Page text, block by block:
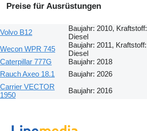
Preise für Ausrüstungen
Volvo B12
Baujahr: 2010, Kraftstoff:
Diesel
Wecon WPR 745
Baujahr: 2011, Kraftstoff:
Diesel
Caterpillar 777G
Baujahr: 2018
Rauch Axeo 18.1
Baujahr: 2026
Carrier VECTOR
1950
Baujahr: 2016